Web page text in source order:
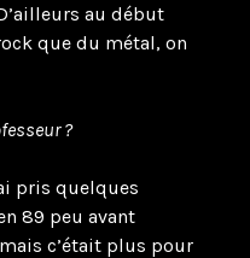
au début
que du métal, on
?
pris quelques
89 peu avant
c’était plus pour